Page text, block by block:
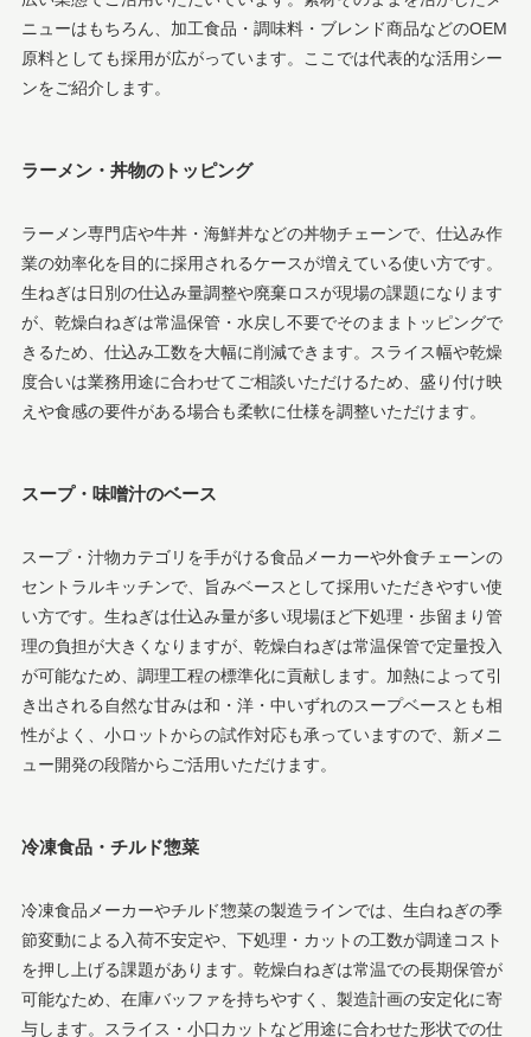
ニューはもちろん、加工食品・調味料・ブレンド商品などのOEM
原料としても採用が広がっています。ここでは代表的な活用シー
ンをご紹介します。
ラーメン・丼物のトッピング
ラーメン専門店や牛丼・海鮮丼などの丼物チェーンで、仕込み作
業の効率化を目的に採用されるケースが増えている使い方です。
生ねぎは日別の仕込み量調整や廃棄ロスが現場の課題になります
が、乾燥白ねぎは常温保管・水戻し不要でそのままトッピングで
きるため、仕込み工数を大幅に削減できます。スライス幅や乾燥
度合いは業務用途に合わせてご相談いただけるため、盛り付け映
えや食感の要件がある場合も柔軟に仕様を調整いただけます。
スープ・味噌汁のベース
スープ・汁物カテゴリを手がける食品メーカーや外食チェーンの
セントラルキッチンで、旨みベースとして採用いただきやすい使
い方です。生ねぎは仕込み量が多い現場ほど下処理・歩留まり管
理の負担が大きくなりますが、乾燥白ねぎは常温保管で定量投入
が可能なため、調理工程の標準化に貢献します。加熱によって引
き出される自然な甘みは和・洋・中いずれのスープベースとも相
性がよく、小ロットからの試作対応も承っていますので、新メニ
ュー開発の段階からご活用いただけます。
冷凍食品・チルド惣菜
冷凍食品メーカーやチルド惣菜の製造ラインでは、生白ねぎの季
節変動による入荷不安定や、下処理・カットの工数が調達コスト
を押し上げる課題があります。乾燥白ねぎは常温での長期保管が
可能なため、在庫バッファを持ちやすく、製造計画の安定化に寄
与します。スライス・小口カットなど用途に合わせた形状での仕